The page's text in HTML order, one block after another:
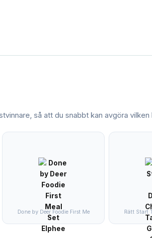
så att du snabbt kan avgöra vilken
Done by Deer Foodie First Me Rätt Start